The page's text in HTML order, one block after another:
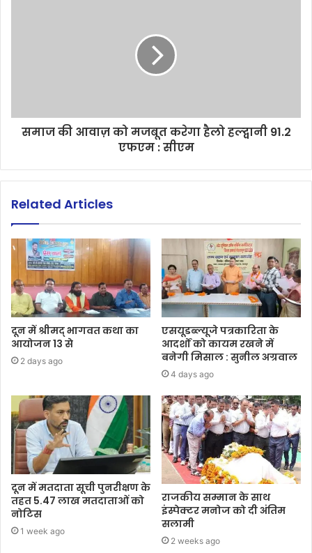
समाज की आवाज़ को मजबूत करेगा हैलो हल्द्वानी 91.2
एफएम : सीएम
Related Articles
दून में श्रीमद् भागवत कथा का
आयोजन 13 से
2 days ago
एसयूडब्ल्यूजे पत्रकारिता के
आदर्शों को कायम रखने में
बनेगी मिसाल : सुनील अग्रवाल
4 days ago
दून में मतदाता सूची पुनरीक्षण के
तहत 5.47 लाख मतदाताओं को
नोटिस
1 week ago
राजकीय सम्मान के साथ
इंस्पेक्टर मनोज को दी अंतिम
सलामी
2 weeks ago